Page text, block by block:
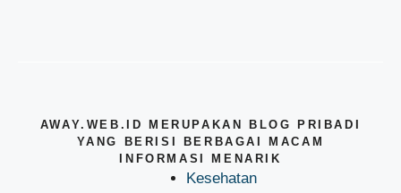
AWAY.WEB.ID MERUPAKAN BLOG PRIBADI
YANG BERISI BERBAGAI MACAM
INFORMASI MENARIK
Kesehatan